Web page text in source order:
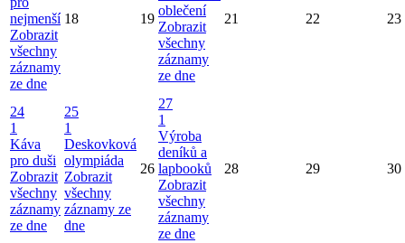
nejmenší
Zobrazit
všechny
záznamy
ze dne
18 19
oblečení
Zobrazit
všechny
záznamy
ze dne
21 22 23
24
1
Káva
pro duši
Zobrazit
všechny
záznamy
ze dne
25
1
Deskovková
olympiáda
Zobrazit
všechny
záznamy ze
dne
26
27
1
Výroba
deníků a
lapbooků
Zobrazit
všechny
záznamy
ze dne
28 29 30